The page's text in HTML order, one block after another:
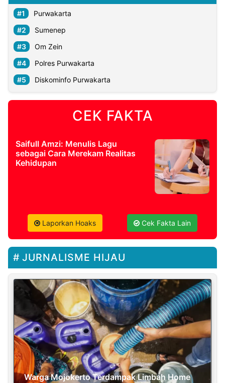
Purwakarta
Sumenep
Om Zein
Polres Purwakarta
Diskominfo Purwakarta
CEK FAKTA
Saifull Amzi: Menulis Lagu
sebagai Cara Merekam Realitas
Kehidupan
Laporkan Hoaks Cek Fakta Lain
JURNALISME HIJAU
Warga Mojokerto Terdampak Limbah Home